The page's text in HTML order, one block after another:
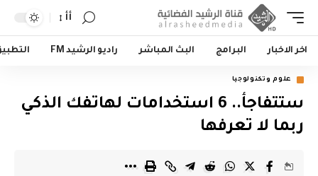
أأ
اخر الاخبار البرامج البث المباشر راديو الرشيد FM
علوم وتكنولوجيا
ستتفاجأ.. 6 استخدامات لهاتفك الذكي
ربما لا تعرفها